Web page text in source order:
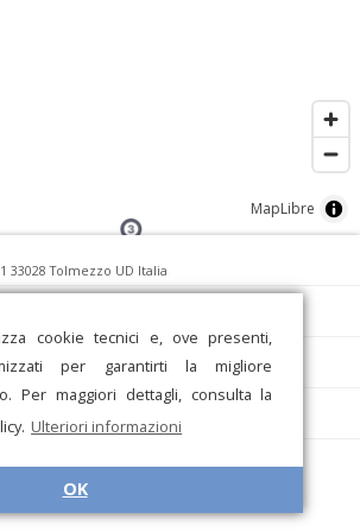
cookie tecnici e, ove presenti,
per garantirti la migliore
Per maggiori dettagli, consulta la
Ulteriori informazioni
OK
MapLibre
33028 Tolmezzo UD Italia
Tolmezzo UD Italia
Tolmezzo UD Italia